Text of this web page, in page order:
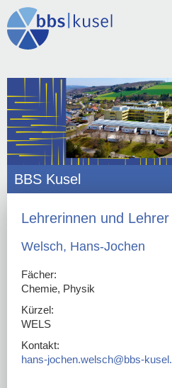
BBS Kusel
SCHULLEBEN
DOWNLOADS
LINKS
Lehrerinnen und Lehrer
Welsch, Hans-Jochen
Fächer:
Chemie, Physik
Kürzel:
WELS
Kontakt:
hans-jochen.welsch@bbs-